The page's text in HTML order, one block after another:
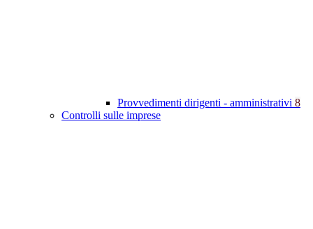
Provvedimenti dirigenti - amministrativi 8
Controlli sulle imprese